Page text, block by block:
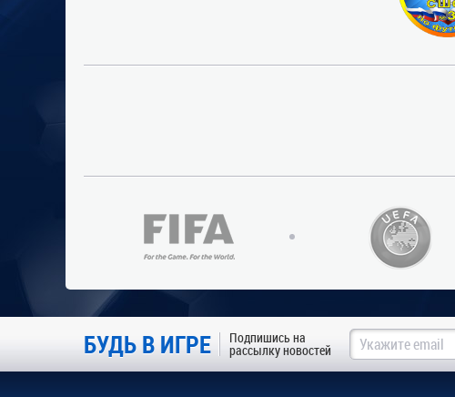
БУДЬ В ИГРЕ Подпишись на
рассылку новостей